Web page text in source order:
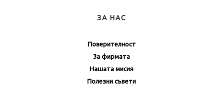
ЗА НАС
Поверителност
За фирмата
Нашата мисия
Полезни съвети